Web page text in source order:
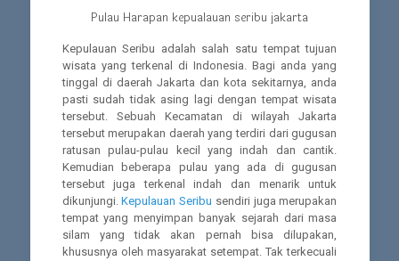
Pulau Harapan kepualauan seribu jakarta
Kepulauan Seribu adalah salah satu tempat tujuan
wisata yang terkenal di Indonesia. Bagi anda yang
tinggal di daerah Jakarta dan kota sekitarnya, anda
pasti sudah tidak asing lagi dengan tempat wisata
tersebut. Sebuah Kecamatan di wilayah Jakarta
tersebut merupakan daerah yang terdiri dari gugusan
ratusan pulau-pulau kecil yang indah dan cantik.
Kemudian beberapa pulau yang ada di gugusan
tersebut juga terkenal indah dan menarik untuk
dikunjungi.Kepulauan Seribu sendiri juga merupakan
tempat yang menyimpan banyak sejarah dari masa
silam yang tidak akan pernah bisa dilupakan,
khususnya oleh masyarakat setempat. Tak terkecuali